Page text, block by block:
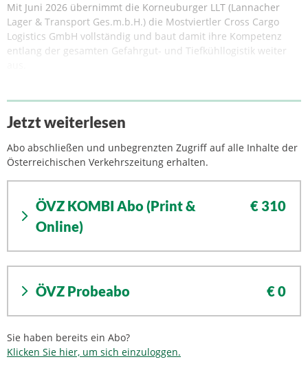
Mit Juni 2026 übernimmt die Korneuburger LLT (Lannacher
Lager & Transport Ges.m.b.H.) die Mostviertler Cross Cargo
Logistics GmbH vollständig und baut damit ihre Kompetenz
entlang der gesamten Gefahrgut- und Tiefkühllogistik weiter
Jetzt weiterlesen
Abo abschließen und unbegrenzten Zugriff auf alle Inhalte der
Österreichischen Verkehrszeitung erhalten.
ÖVZ KOMBI Abo (Print &
Online)
€ 310
ÖVZ Probeabo € 0
Sie haben bereits ein Abo?
Klicken Sie hier, um sich einzuloggen.